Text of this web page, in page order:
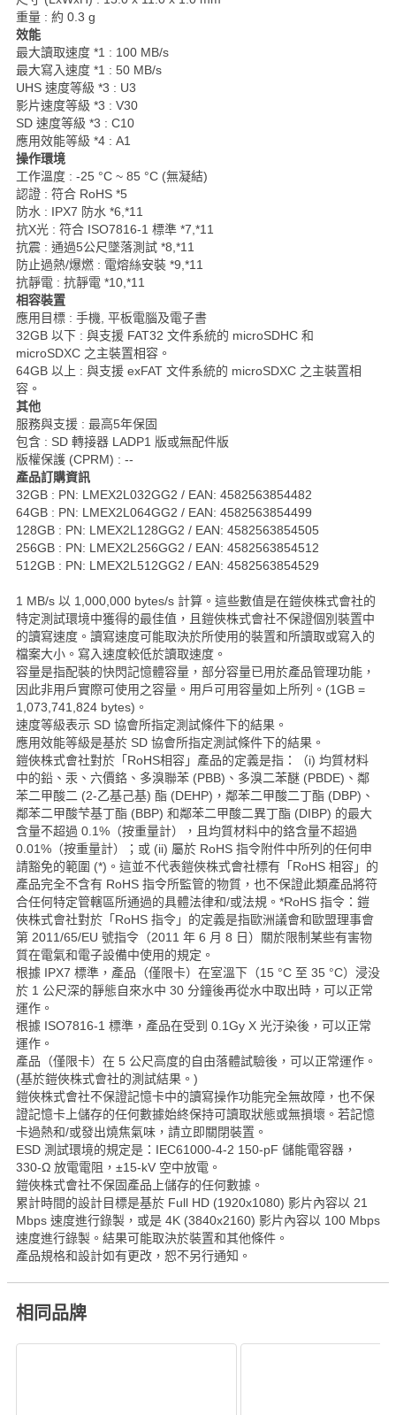
重量 : 約 0.3 g
效能
最大讀取速度 *1 : 100 MB/s
最大寫入速度 *1 : 50 MB/s
UHS 速度等級 *3 : U3
影片速度等級 *3 : V30
SD 速度等級 *3 : C10
應用效能等級 *4 : A1
操作環境
工作溫度 : -25 °C ~ 85 °C (無凝結)
認證 : 符合 RoHS *5
防水 : IPX7 防水 *6,*11
抗X光 : 符合 ISO7816-1 標準 *7,*11
抗震 : 通過5公尺墜落測試 *8,*11
防止過熱/爆燃 : 電熔絲安裝 *9,*11
抗靜電 : 抗靜電 *10,*11
相容裝置
應用目標 : 手機, 平板電腦及電子書
32GB 以下 : 與支援 FAT32 文件系統的 microSDHC 和
microSDXC 之主裝置相容。
64GB 以上 : 與支援 exFAT 文件系統的 microSDXC 之主裝置相
容。
其他
服務與支援 : 最高5年保固
包含 : SD 轉接器 LADP1 版或無配件版
版權保護 (CPRM) : --
產品訂購資訊
32GB : PN: LMEX2L032GG2 / EAN: 4582563854482
64GB : PN: LMEX2L064GG2 / EAN: 4582563854499
128GB : PN: LMEX2L128GG2 / EAN: 4582563854505
256GB : PN: LMEX2L256GG2 / EAN: 4582563854512
512GB : PN: LMEX2L512GG2 / EAN: 4582563854529
1 MB/s 以 1,000,000 bytes/s 計算。這些數值是在鎧俠株式會社的
特定測試環境中獲得的最佳值，且鎧俠株式會社不保證個別裝置中
的讀寫速度。讀寫速度可能取決於所使用的裝置和所讀取或寫入的
檔案大小。寫入速度較低於讀取速度。
容量是指配裝的快閃記憶體容量，部分容量已用於產品管理功能，
因此非用戶實際可使用之容量。用戶可用容量如上所列。(1GB =
1,073,741,824 bytes)。
速度等級表示 SD 協會所指定測試條件下的結果。
應用效能等級是基於 SD 協會所指定測試條件下的結果。
鎧俠株式會社對於「RoHS相容」產品的定義是指：（i) 均質材料
中的鉛、汞、六價鉻、多溴聯苯 (PBB)、多溴二苯醚 (PBDE)、鄰
苯二甲酸二 (2-乙基己基) 酯 (DEHP)，鄰苯二甲酸二丁酯 (DBP)、
鄰苯二甲酸芐基丁酯 (BBP) 和鄰苯二甲酸二異丁酯 (DIBP) 的最大
含量不超過 0.1%（按重量計），且均質材料中的鉻含量不超過
0.01%（按重量計）；或 (ii) 屬於 RoHS 指令附件中所列的任何申
請豁免的範圍 (*)。這並不代表鎧俠株式會社標有「RoHS 相容」的
產品完全不含有 RoHS 指令所監管的物質，也不保證此類產品將符
合任何特定管轄區所通過的具體法律和/或法規。*RoHS 指令：鎧
俠株式會社對於「RoHS 指令」的定義是指歐洲議會和歐盟理事會
第 2011/65/EU 號指令（2011 年 6 月 8 日）關於限制某些有害物
質在電氣和電子設備中使用的規定。
根據 IPX7 標準，產品（僅限卡）在室溫下（15 °C 至 35 °C）浸没
於 1 公尺深的靜態自來水中 30 分鐘後再從水中取出時，可以正常
運作。
根據 ISO7816-1 標準，產品在受到 0.1Gy X 光汙染後，可以正常
運作。
產品（僅限卡）在 5 公尺高度的自由落體試驗後，可以正常運作。
(基於鎧俠株式會社的測試結果。)
鎧俠株式會社不保證記憶卡中的讀寫操作功能完全無故障，也不保
證記憶卡上儲存的任何數據始終保持可讀取狀態或無損壞。若記憶
卡過熱和/或發出燒焦氣味，請立即關閉裝置。
ESD 測試環境的規定是：IEC61000-4-2 150-pF 儲能電容器，
330-Ω 放電電阻，±15-kV 空中放電。
鎧俠株式會社不保固產品上儲存的任何數據。
累計時間的設計目標是基於 Full HD (1920x1080) 影片內容以 21
Mbps 速度進行錄製，或是 4K (3840x2160) 影片內容以 100 Mbps
速度進行錄製。結果可能取決於裝置和其他條件。
產品規格和設計如有更改，恕不另行通知。
相同品牌